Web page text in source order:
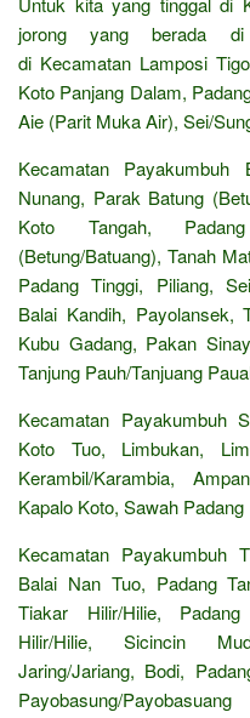
jorong yang berada di
di Kecamatan Lamposi
Koto Panjang Dalam,
Aie (Parit Muka Air), Sei/
Kecamatan Payakumbuh
Nunang, Parak Batung
Koto Tangah,
(Betung/Batuang), Tanah
Padang Tinggi, Piliang,
Balai Kandih, Payolansek,
Kubu Gadang, Pakan
Tanjung Pauh/Tanjuang
Kecamatan Payakumbuh
Koto Tuo, Limbukan,
Kerambil/Karambia,
Kapalo Koto, Sawah Padang
Kecamatan Payakumbuh
Balai Nan Tuo, Padang
Tiakar Hilir/Hilie,
Hilir/Hilie, Sicincin
Jaring/Jariang, Bodi,
Payobasung/Payobasuang